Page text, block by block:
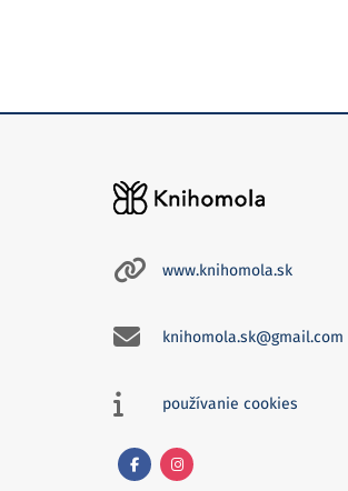
www.knihomola.sk
knihomola.sk@gmail.com
používanie cookies